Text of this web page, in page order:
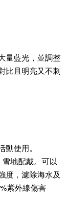
量藍光，並調整
比且明亮又不刺
使用。
地配戴。可以
度，濾除海水及
紫外線傷害